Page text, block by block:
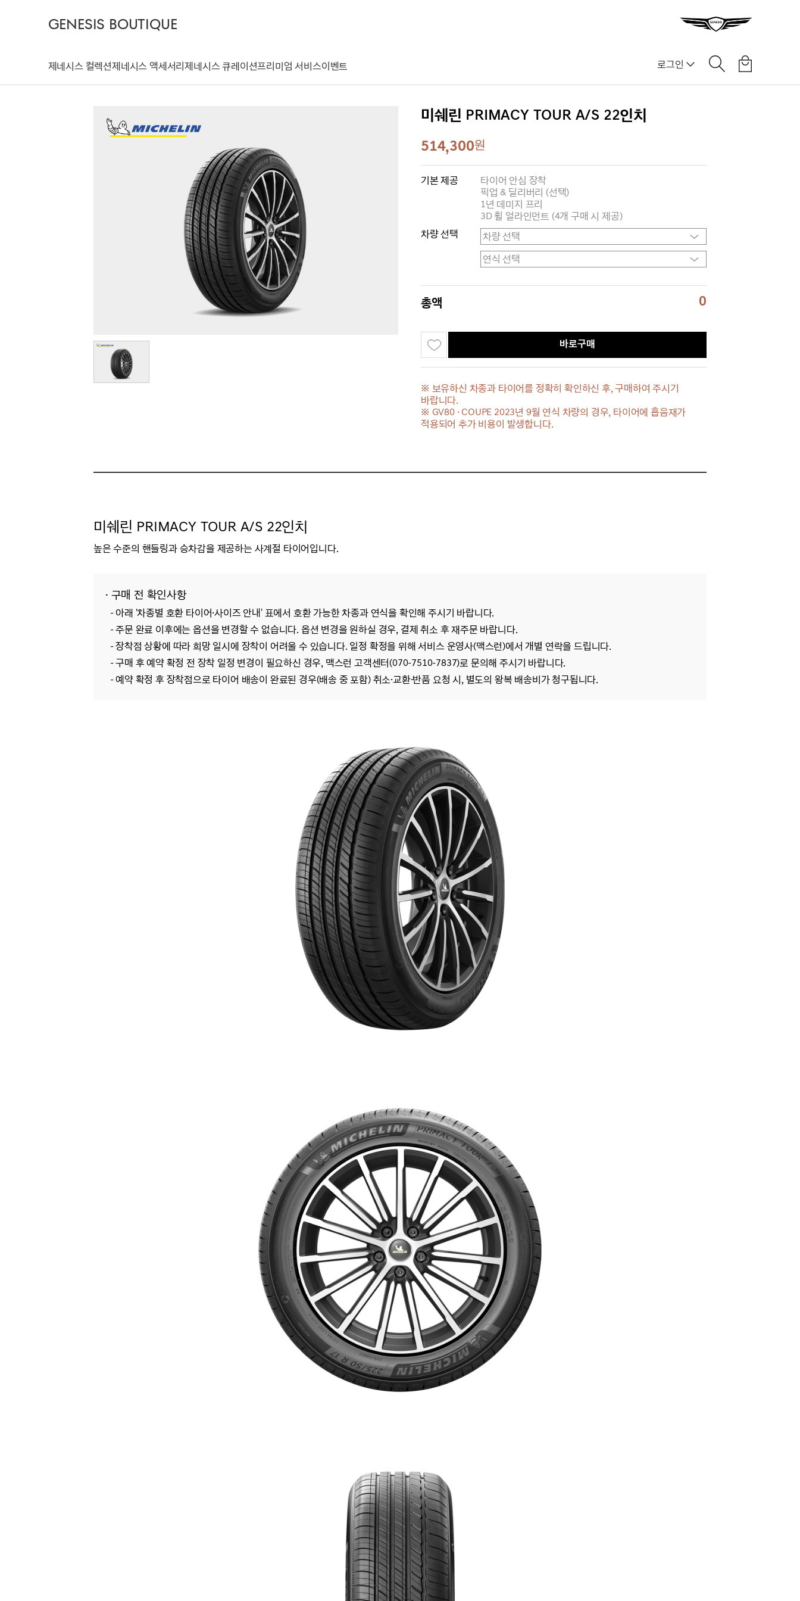
GENESIS BOUTIQUE
제네시스 컬렉션제네시스 액세서리제네시스 큐레이션프리미엄 서비스이벤트 로그인
미쉐린 PRIMACY TOUR A/S 22인치
514,300원
기본 제공
타이어 안심 장착
픽업 & 딜리버리 (선택)
1년 데미지 프리
3D 휠 얼라인먼트 (4개 구매 시 제공)
차량 선택
총액 0
바로구매
※ 보유하신 차종과 타이어를 정확히 확인하신 후, 구매하여 주시기
바랍니다.
※ GV80 · COUPE 2023년 9월 연식 차량의 경우, 타이어에 흡음재가
적용되어 추가 비용이 발생합니다.
미쉐린 PRIMACY TOUR A/S 22인치
높은 수준의 핸들링과 승차감을 제공하는 사계절 타이어입니다.
· 구매 전 확인사항
- 아래 '차종별 호환 타이어·사이즈 안내' 표에서 호환 가능한 차종과 연식을 확인해 주시기 바랍니다.
- 주문 완료 이후에는 옵션을 변경할 수 없습니다. 옵션 변경을 원하실 경우, 결제 취소 후 재주문 바랍니다.
- 장착점 상황에 따라 희망 일시에 장착이 어려울 수 있습니다. 일정 확정을 위해 서비스 운영사(맥스런)에서 개별 연락을 드립니다.
- 구매 후 예약 확정 전 장착 일정 변경이 필요하신 경우, 맥스런 고객센터(070-7510-7837)로 문의해 주시기 바랍니다.
- 예약 확정 후 장착점으로 타이어 배송이 완료된 경우(배송 중 포함) 취소·교환·반품 요청 시, 별도의 왕복 배송비가 청구됩니다.